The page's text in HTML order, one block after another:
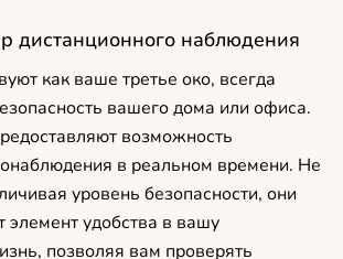
дистанционного наблюдения
как ваше третье око, всегда
вашего дома или офиса.
возможность
в реальном времени. Не
уровень безопасности, они
элемент удобства в вашу
позволяя вам проверять